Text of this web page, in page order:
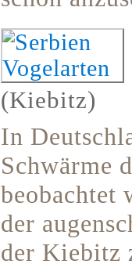
(Kiebitz)
In
Schwärme
beobachtet
der
der Kiebitz